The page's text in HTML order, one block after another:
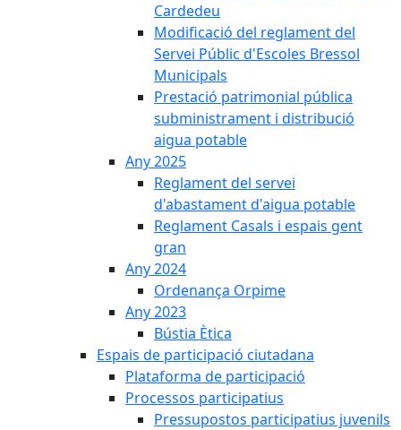
Cardedeu
Modificació del reglament del
Servei Públic d'Escoles Bressol
Municipals
Prestació patrimonial pública
subministrament i distribució
aigua potable
Any 2025
Reglament del servei
d'abastament d'aigua potable
Reglament Casals i espais gent
gran
Any 2024
Ordenança Orpime
Any 2023
Bústia Ètica
Espais de participació ciutadana
Plataforma de participació
Processos participatius
Pressupostos participatius juvenils